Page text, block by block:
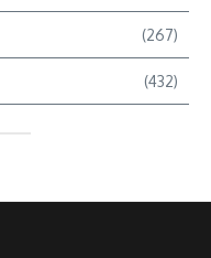
(267)
(432)